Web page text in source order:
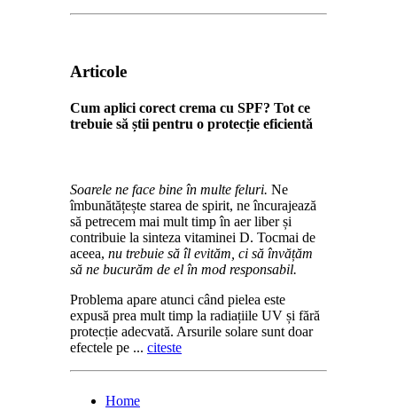
Articole
Cum aplici corect crema cu SPF? Tot ce
trebuie să știi pentru o protecție eficientă
Soarele ne face bine în multe feluri. Ne
îmbunătățește starea de spirit, ne încurajează
să petrecem mai mult timp în aer liber și
contribuie la sinteza vitaminei D. Tocmai de
aceea, nu trebuie să îl evităm, ci să învățăm
să ne bucurăm de el în mod responsabil.
Problema apare atunci când pielea este
expusă prea mult timp la radiațiile UV și fără
protecție adecvată. Arsurile solare sunt doar
efectele pe ... citeste
Home